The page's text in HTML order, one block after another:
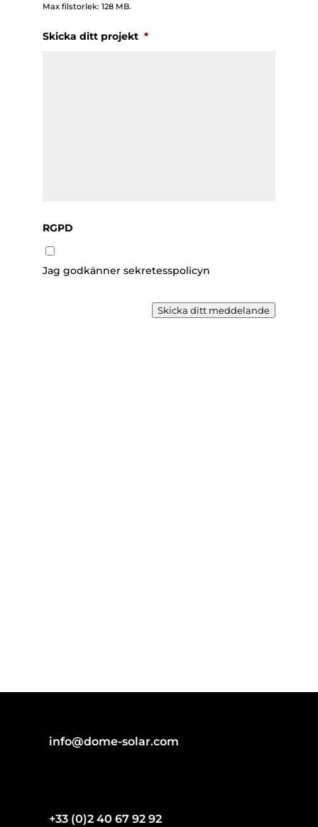
Max filstorlek: 128 MB.
Skicka ditt projekt *
RGPD
Jag godkänner sekretesspolicyn
Skicka ditt meddelande
info@dome-solar.com
+33 (0)2 40 67 92 92